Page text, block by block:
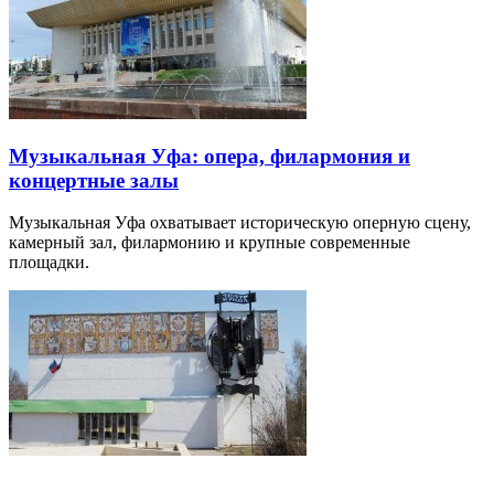
Музыкальная Уфа: опера, филармония и
концертные залы
Музыкальная Уфа охватывает историческую оперную сцену,
камерный зал, филармонию и крупные современные
площадки.